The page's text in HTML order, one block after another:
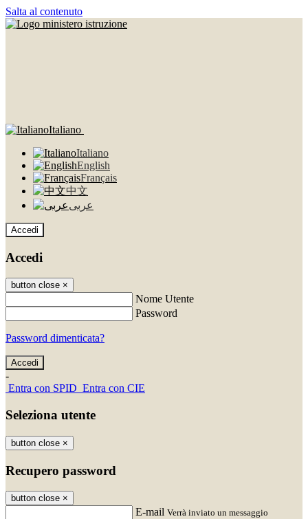
Salta al contenuto
Italiano
Italiano
English
Français
中文
عربى
Accedi
Accedi
button close ×
Nome Utente
Password
Password dimenticata?
-
Entra con SPID Entra con CIE
Seleziona utente
button close ×
Recupero password
button close ×
E-mail Verrà inviato un messaggio